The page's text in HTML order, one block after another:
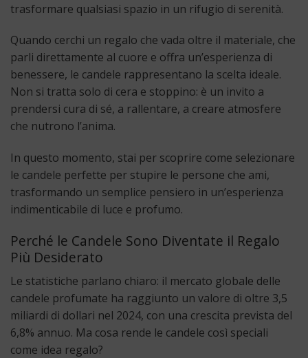
trasformare qualsiasi spazio in un rifugio di serenità.
Quando cerchi un regalo che vada oltre il materiale, che
parli direttamente al cuore e offra un’esperienza di
benessere, le candele rappresentano la scelta ideale.
Non si tratta solo di cera e stoppino: è un invito a
prendersi cura di sé, a rallentare, a creare atmosfere
che nutrono l’anima.
In questo momento, stai per scoprire come selezionare
le candele perfette per stupire le persone che ami,
trasformando un semplice pensiero in un’esperienza
indimenticabile di luce e profumo.
Perché le Candele Sono Diventate il Regalo
Più Desiderato
Le statistiche parlano chiaro: il mercato globale delle
candele profumate ha raggiunto un valore di oltre 3,5
miliardi di dollari nel 2024, con una crescita prevista del
6,8% annuo. Ma cosa rende le candele così speciali
come idea regalo?